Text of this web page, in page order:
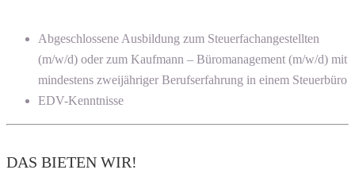
Abgeschlossene Ausbildung zum Steuerfachangestellten
(m/w/d) oder zum Kaufmann – Büromanagement (m/w/d) mit
mindestens zweijähriger Berufserfahrung in einem Steuerbüro
EDV-Kenntnisse
DAS BIETEN WIR!